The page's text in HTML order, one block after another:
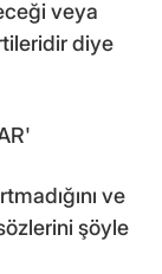
veya
diye
ve
şöyle